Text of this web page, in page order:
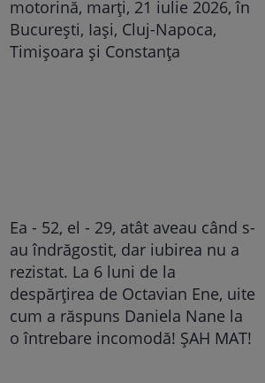
motorină, marți, 21 iulie 2026, în
București, Iași, Cluj-Napoca,
Timișoara și Constanța
Ea - 52, el - 29, atât aveau când s-
au îndrăgostit, dar iubirea nu a
rezistat. La 6 luni de la
despărțirea de Octavian Ene, uite
cum a răspuns Daniela Nane la
o întrebare incomodă! ȘAH MAT!